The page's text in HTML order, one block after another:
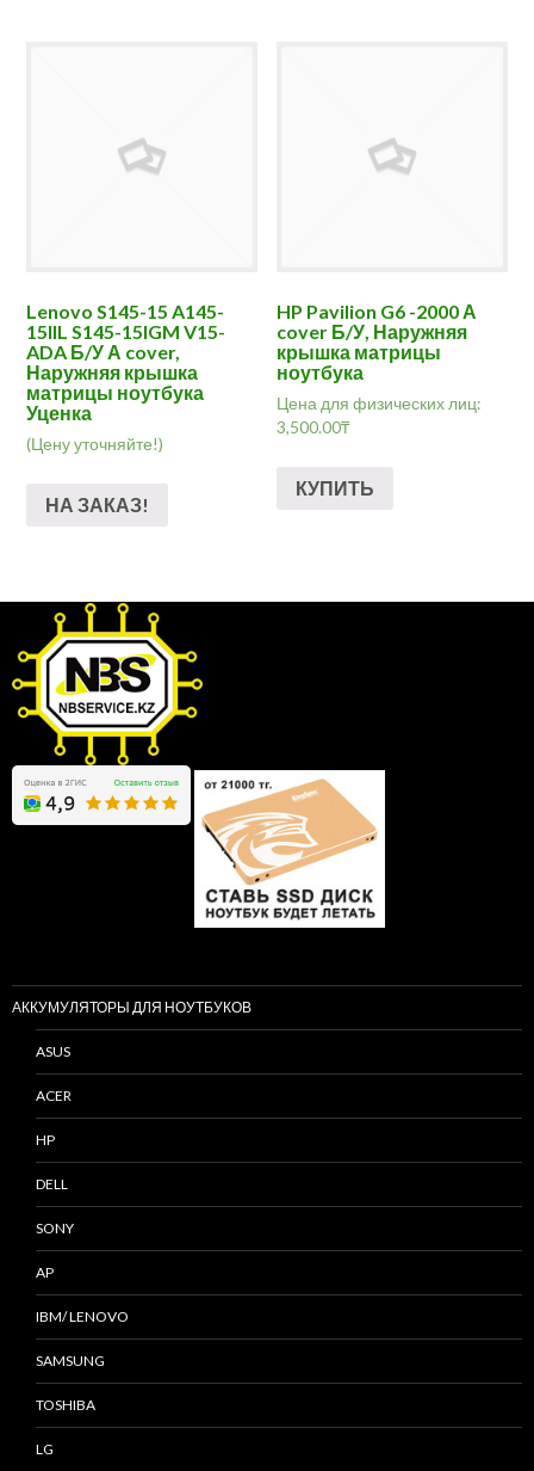
Lenovo S145-15 A145-
15IIL S145-15IGM V15-
ADA Б/У А cover,
Наружняя крышка
матрицы ноутбука
Уценка
(Цену уточняйте!)
НА ЗАКАЗ!
HP Pavilion G6 -2000 А
cover Б/У, Наружняя
крышка матрицы
ноутбука
Цена для физических лиц:
3,500.00₸
КУПИТЬ
АККУМУЛЯТОРЫ ДЛЯ НОУТБУКОВ
ASUS
ACER
HP
DELL
SONY
AP
IBM/ LENOVO
SAMSUNG
TOSHIBA
LG